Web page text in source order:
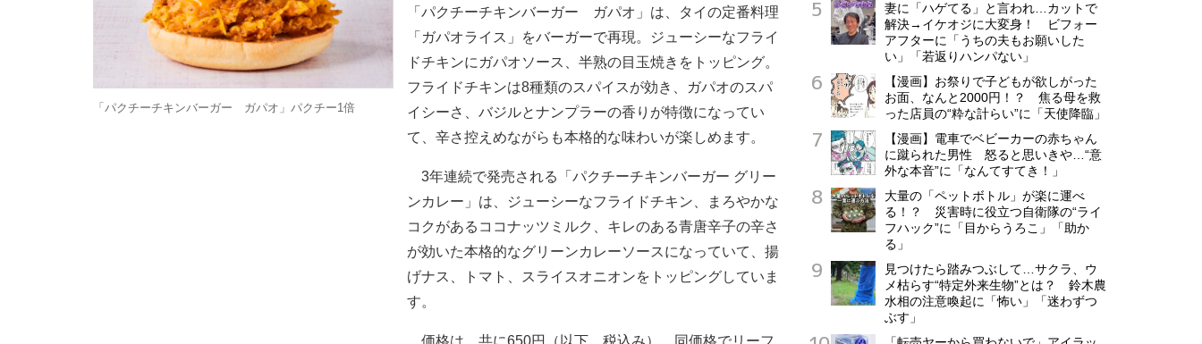
「パクチーチキンバーガー ガパオ」パクチー1倍
「パクチーチキンバーガー ガパオ」は、タイの定番料理
「ガパオライス」をバーガーで再現。ジューシーなフライ
ドチキンにガパオソース、半熟の目玉焼きをトッピング。
フライドチキンは8種類のスパイスが効き、ガパオのスパ
イシーさ、バジルとナンプラーの香りが特徴になってい
て、辛さ控えめながらも本格的な味わいが楽しめます。
3年連続で発売される「パクチーチキンバーガー グリー
ンカレー」は、ジューシーなフライドチキン、まろやかな
コクがあるココナッツミルク、キレのある青唐辛子の辛さ
が効いた本格的なグリーンカレーソースになっていて、揚
げナス、トマト、スライスオニオンをトッピングしていま
す。
価格は、共に650円（以下、税込み）。同価格でリーフ
妻に「ハゲてる」と言われ…カットで
解決→イケオジに大変身！ ビフォー
アフターに「うちの夫もお願いした
い」「若返りハンパない」
【漫画】お祭りで子どもが欲しがった
お面、なんと2000円！？ 焦る母を救
った店員の“粋な計らい”に「天使降臨」
【漫画】電車でベビーカーの赤ちゃん
に蹴られた男性 怒ると思いきや…“意
外な本音”に「なんてすてき！」
大量の「ペットボトル」が楽に運べ
る！？ 災害時に役立つ自衛隊の“ライ
フハック”に「目からうろこ」「助か
る」
見つけたら踏みつぶして…サクラ、ウ
メ枯らす“特定外来生物”とは？ 鈴木農
水相の注意喚起に「怖い」「迷わずつ
ぶす」